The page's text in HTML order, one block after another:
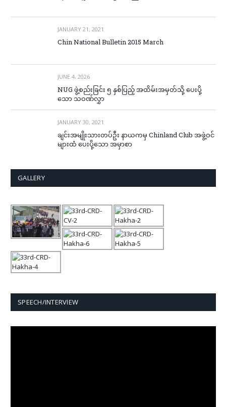
JANUARY 21, 2021
Chin National Bulletin 2015 March
JUNE 4, 2026
NUG ဖွဲ့စည်းခြင်း ၅ နှစ်ပြည့် အထိမ်းအမှတ်သို့ ပေးပို့
သော သဝဏ်လွှာ
JANUARY 30, 2021
ချင်းအမျိုးသားတပ်ဦး နာယကမှ Chinland Club အဖွဲ့ဝင်
များထံ ပေးပို့သော အမှာစာ
GALLERY
SPEECH/INTERVIEW